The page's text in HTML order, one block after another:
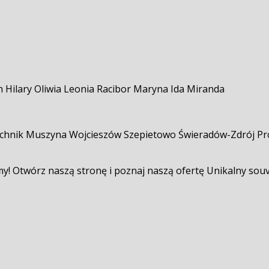
Hilary Oliwia Leonia Racibor Maryna Ida Miranda
Muszyna Wojcieszów Szepietowo Świeradów-Zdrój
Otwórz naszą stronę i poznaj naszą ofertę Unikalny